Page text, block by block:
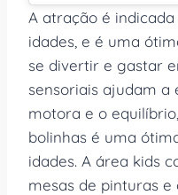
A atração é
idades, e é uma
se divertir e gastar
sensoriais ajudam a
motora e o
bolinhas é uma
idades. A área kids
mesas de pinturas